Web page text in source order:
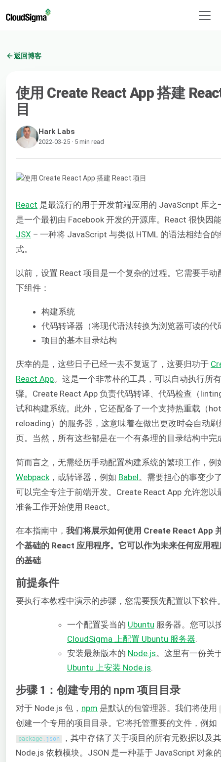
返回博客
使用 Create React App 搭建
目
Hark Labs
2022-03-25 · 5 min read
React 是最流行的用于开发前端应用的 JavaScript 库之
是一个最初由 Facebook 开发的开源库。React 很快因
JSX – 一种将 JavaScript 与类似 HTML 的语法相结合
式。
以前，设置 React 项目是一个复杂的过程。它需要手动
下组件：
构建系统
代码转译器（将现代语法转换为浏览器可读的代
项目的基本目录结构
庆幸的是，这些日子已经一去不复返了，这要归功于
React App。这是一个非常棒的工具，可以自动执行所
骤。Create React App 负责代码转译、代码检查（
试和构建系统。此外，它还配备了一个支持热重载（hot
reloading）的服务器，这意味着在做出更改时会自动刷
页。当然，所有这些都是在一个有条理的目录结构中完
简而言之，无需经历手动配置构建系统的繁琐工作，例
Webpack ，或转译器，例如 Babel。需要担心的事变少
可以完全专注于前端开发。Create React App 允许您以
准备工作开始使用 React。
在本指南中， 我们将展示如何使用 Create React App
个基础的 React 应用程序。它可以作为未来任何应用
的基础
前提条件
要执行本教程中演示的步骤，您需要预先配置以下软件
一个配置妥当的 Ubuntu 服务器。您可以
CloudSigma 上配置 Ubuntu 服务器
安装最新版本的 Node.js。这里有一份关
Ubuntu 上安装 Node.js
步骤 1：创建专用的 npm 项目目录
对于 Node.js 包， npm 是默认的包管理器。我们将使用
创建一个专用的项目目录。它将托管重要的文件，例如
package. json ，其中存储了关于项目的所有元数据以及
Node.js 依赖模块。JSON 是一种基于 JavaScript 对象